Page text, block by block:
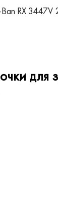
RX 3447V
для